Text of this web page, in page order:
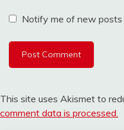
Notify me of new posts
This site uses Akismet to
comment data is processed.